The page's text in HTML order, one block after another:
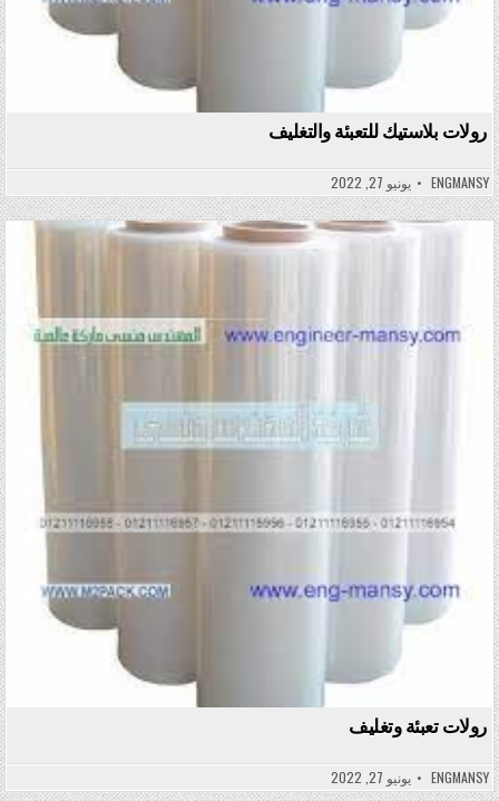
رولات بلاستيك للتعبئة والتغليف
ENGMANSY يونيو 27, 2022
رولات تعبئة وتغليف
ENGMANSY يونيو 27, 2022